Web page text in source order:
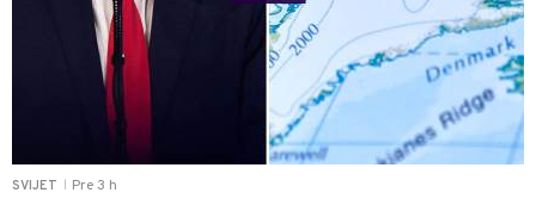
SVIJET Pre 3 h